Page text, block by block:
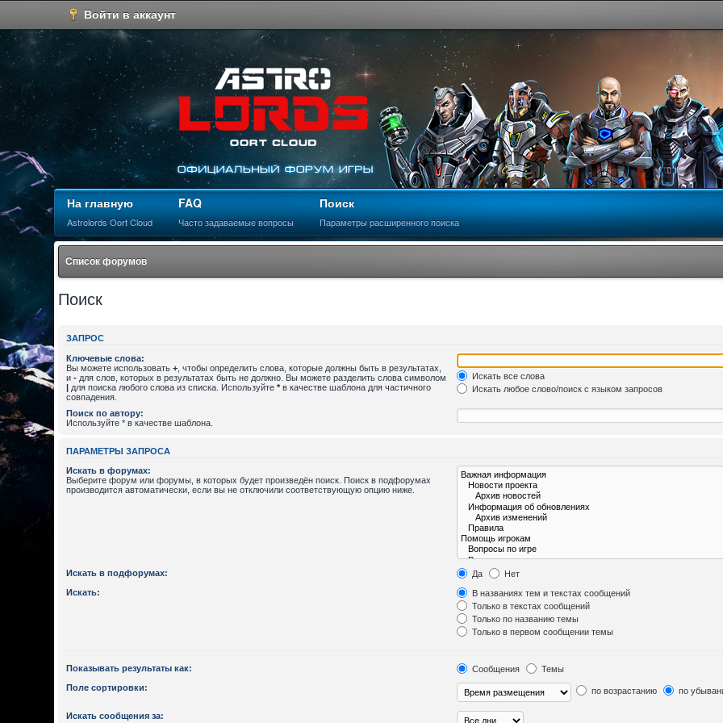
Войти в аккаунт
На главную
Astrolords Oort Cloud
FAQ
Часто задаваемые вопросы
Поиск
Параметры расширенного поиска
Список форумов
Поиск
ЗАПРОС
Ключевые слова:
Вы можете использовать+ , чтобы определить слова, которые должны быть в результатах,
и- для слов, которых в результатах быть не должно. Вы можете разделить слова символом
| для поиска любого слова из списка. Используйте* в качестве шаблона для частичного
совпадения.
Искать все слова
Искать любое слово/поиск с языком запросов
Поиск по автору:
Используйте * в качестве шаблона.
ПАРАМЕТРЫ ЗАПРОСА
Искать в форумах:
Выберите форум или форумы, в которых будет произведён поиск. Поиск в подфорумах
производится автоматически, если вы не отключили соответствующую опцию ниже.
Искать в подфорумах: Да
Нет
Искать:
В названиях тем и текстах сообщений
Только в текстах сообщений
Только по названию темы
Только в первом сообщении темы
Показывать результаты как: Сообщения
Темы
Поле сортировки:
по возрастанию по
Искать сообщения за: